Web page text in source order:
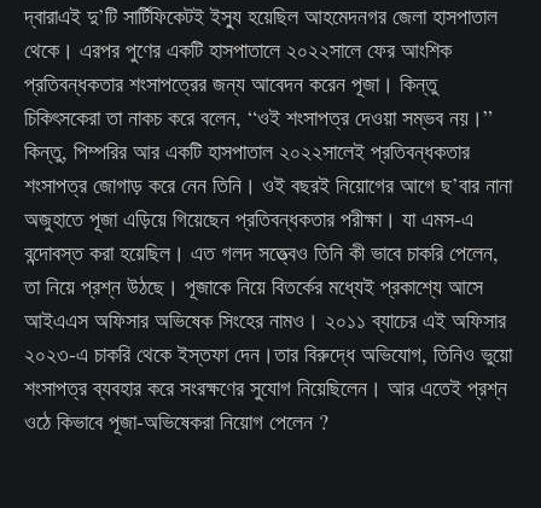
দ্বারাএই দু’টি সার্টিফিকেটই ইস্যু হয়েছিল আহমেদনগর জেলা হাসপাতাল
থেকে। এরপর পুণের একটি হাসপাতালে ২০২২সালে ফের আংশিক
প্রতিবন্ধকতার শংসাপত্রের জন্য আবেদন করেন পূজা। কিন্তু
চিকিৎসকেরা তা নাকচ করে বলেন, “ওই শংসাপত্র দেওয়া সম্ভব নয়।”
কিন্তু, পিম্পরির আর একটি হাসপাতাল ২০২২সালেই প্রতিবন্ধকতার
শংসাপত্র জোগাড় করে নেন তিনি। ওই বছরই নিয়োগের আগে ছ’বার নানা
অজুহাতে পূজা এড়িয়ে গিয়েছেন প্রতিবন্ধকতার পরীক্ষা। যা এমস-এ
বন্দোবস্ত করা হয়েছিল। এত গলদ সত্ত্বেও তিনি কী ভাবে চাকরি পেলেন,
তা নিয়ে প্রশ্ন উঠছে। পূজাকে নিয়ে বিতর্কের মধ্যেই প্রকাশ্যে আসে
আইএএস অফিসার অভিষেক সিংহের নামও। ২০১১ ব্যাচের এই অফিসার
২০২৩-এ চাকরি থেকে ইস্তফা দেন।তার বিরুদ্ধে অভিযোগ, তিনিও ভুয়ো
শংসাপত্র ব্যবহার করে সংরক্ষণের সুযোগ নিয়েছিলেন। আর এতেই প্রশ্ন
ওঠে কিভাবে পূজা-অভিষেকরা নিয়োগ পেলেন ?